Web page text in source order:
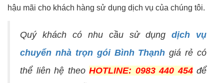
hậu mãi cho khách hàng sử dụng dịch vụ của chúng tôi.
Quý khách có nhu cầu sử dụng dịch vụ
chuyển nhà trọn gói Bình Thạnh giá rẻ có
thể liên hệ theo HOTLINE: 0983 440 454để